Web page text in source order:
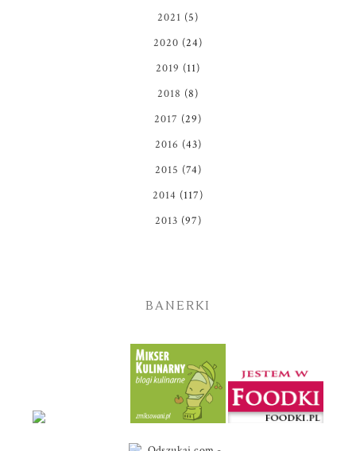
2021 (5)
2020 (24)
2019 (11)
2018 (8)
2017 (29)
2016 (43)
2015 (74)
2014 (117)
2013 (97)
BANERKI